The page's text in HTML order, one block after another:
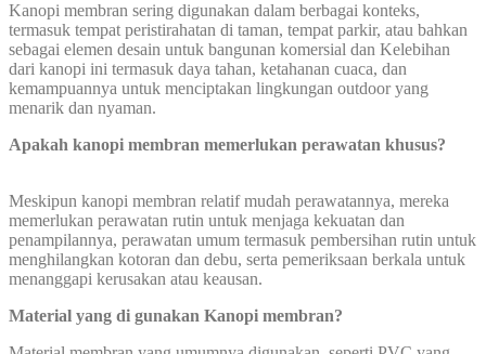
Kanopi membran sering digunakan dalam berbagai konteks,
termasuk tempat peristirahatan di taman, tempat parkir, atau bahkan
sebagai elemen desain untuk bangunan komersial dan Kelebihan
dari kanopi ini termasuk daya tahan, ketahanan cuaca, dan
kemampuannya untuk menciptakan lingkungan outdoor yang
menarik dan nyaman.
Apakah kanopi membran memerlukan perawatan khusus?
Meskipun kanopi membran relatif mudah perawatannya, mereka
memerlukan perawatan rutin untuk menjaga kekuatan dan
penampilannya, perawatan umum termasuk pembersihan rutin untuk
menghilangkan kotoran dan debu, serta pemeriksaan berkala untuk
menanggapi kerusakan atau keausan.
Material yang di gunakan Kanopi membran?